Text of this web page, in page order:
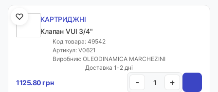
Відгуки
Калькулятори
Обране
КАРТРИДЖНІ
Клапан VUI 3/4"
Код товара: 49542
Артикул: V0621
Виробник: OLEODINAMICA MARCHEZINI
Доставка 1-2 дні
1125.80 грн - +